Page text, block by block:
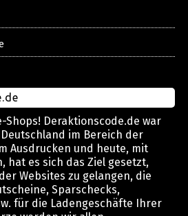
Deraktionscode.de war
im Bereich der
Ausdrucken und heute, mit
hat es sich das Ziel gesetzt,
Websites zu gelangen, die
Sparschecks,
für die Ladengeschäfte Ihrer